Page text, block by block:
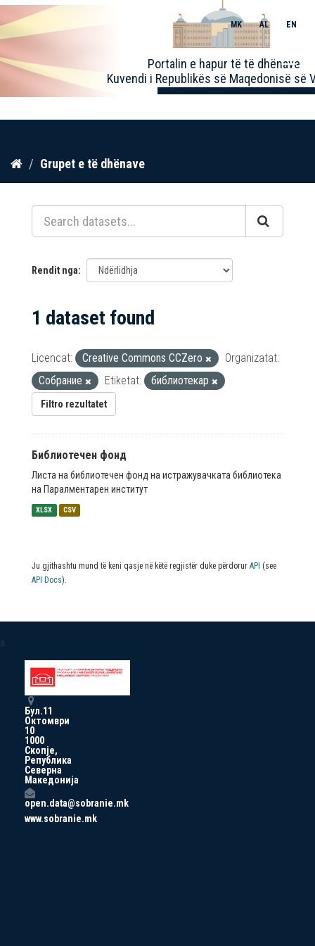
Kalo
përmbajtja
Portalin e hapur të të dhënave
Kuvendi i Republikës së Maqedonisë së
MK AL EN
Toggle
Grupet e të dhënave
Rendit nga
1 dataset found
Licencat: Creative Commons CCZero
Organizatat:
Собрание
Etiketat: библиотекар
Filtro rezultatet
Библиотечен фонд
Листа на библиотечен фонд на истражувачката библиотека
на Паралментарен институт
XLSX CSV
Ju gjithashtu mund të keni qasje në këtë regjistër duke përdorur API (see
API Docs).
a
Бул.11
Октомври
10
1000
Скопје,
Република
Северна
Македонија
open.data@sobranie.mk
www.sobranie.mk